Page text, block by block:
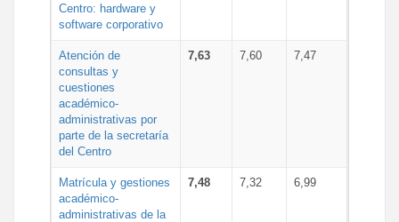
Centro: hardware y
software corporativo
Atención de
consultas y
cuestiones
académico-
administrativas por
parte de la secretaría
del Centro
7,63 7,60 7,47
Matrícula y gestiones
académico-
administrativas de la
7,48 7,32 6,99